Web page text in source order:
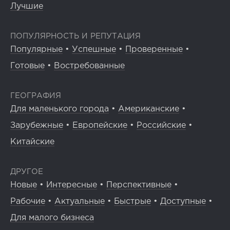
Лучшие
ПОПУЛЯРНОСТЬ И РЕПУТАЦИЯ
Популярные • Успешные • Проверенные •
Готовые • Востребованные
ГЕОГРАФИЯ
Для маленького города • Американские •
Зарубежные • Европейские • Российские •
Китайские
ДРУГОЕ
Новые • Интересные • Перспективные •
Рабочие • Актуальные • Быстрые • Доступные •
Для малого бизнеса